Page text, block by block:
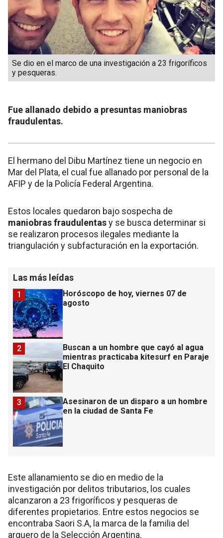
Se dio en el marco de una investigación a 23 frigoríficos
y pesqueras.
Fue allanado debido a presuntas maniobras
fraudulentas.
El hermano del Dibu Martínez tiene un negocio en
Mar del Plata, el cual fue allanado por personal de la
AFIP y de la Policía Federal Argentina.
Estos locales quedaron bajo sospecha de
maniobras fraudulentasy se busca determinar si
se realizaron procesos ilegales mediante la
triangulación y subfacturación en la exportación.
Las más leídas
Horóscopo de hoy, viernes 07 de
agosto
1
Buscan a un hombre que cayó al agua
mientras practicaba kitesurf en Paraje
El Chaquito
2
Asesinaron de un disparo a un hombre
en la ciudad de Santa Fe
3
Este allanamiento se dio en medio de la
investigación por delitos tributarios, los cuales
alcanzaron a 23 frigoríficos y pesqueras de
diferentes propietarios. Entre estos negocios se
encontraba Saori S.A, la marca de la familia del
arquero de la Selección Argentina.